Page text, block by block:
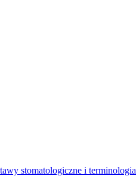
stomatologiczne i terminologia